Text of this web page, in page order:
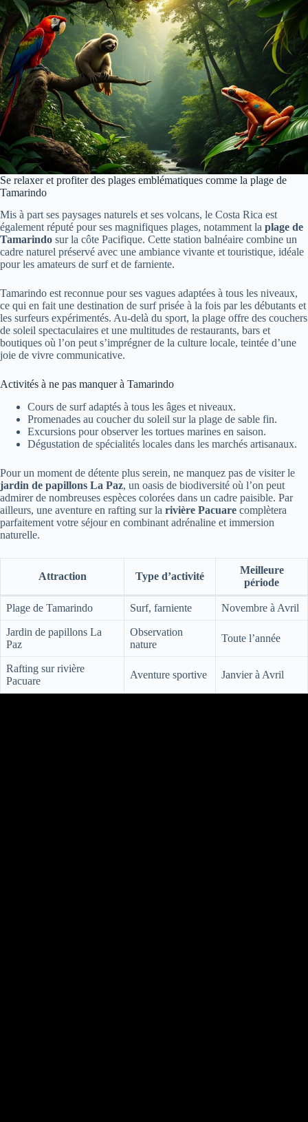
Se relaxer et profiter des plages emblématiques comme la plage de
Tamarindo
Mis à part ses paysages naturels et ses volcans, le Costa Rica est
également réputé pour ses magnifiques plages, notamment la plage de
Tamarindo sur la côte Pacifique. Cette station balnéaire combine un
cadre naturel préservé avec une ambiance vivante et touristique, idéale
pour les amateurs de surf et de farniente.
Tamarindo est reconnue pour ses vagues adaptées à tous les niveaux,
ce qui en fait une destination de surf prisée à la fois par les débutants et
les surfeurs expérimentés. Au-delà du sport, la plage offre des couchers
de soleil spectaculaires et une multitudes de restaurants, bars et
boutiques où l’on peut s’imprégner de la culture locale, teintée d’une
joie de vivre communicative.
Activités à ne pas manquer à Tamarindo
Cours de surf adaptés à tous les âges et niveaux.
Promenades au coucher du soleil sur la plage de sable fin.
Excursions pour observer les tortues marines en saison.
Dégustation de spécialités locales dans les marchés artisanaux.
Pour un moment de détente plus serein, ne manquez pas de visiter le
jardin de papillons La Paz, un oasis de biodiversité où l’on peut
admirer de nombreuses espèces colorées dans un cadre paisible. Par
ailleurs, une aventure en rafting sur la rivière Pacuare complètera
parfaitement votre séjour en combinant adrénaline et immersion
naturelle.
Attraction Type d’activité
Meilleure
période
Plage de Tamarindo Surf, farniente Novembre à Avril
Jardin de papillons La
Paz
Observation
nature
Toute l’année
Rafting sur rivière
Pacuare
Aventure sportive Janvier à Avril